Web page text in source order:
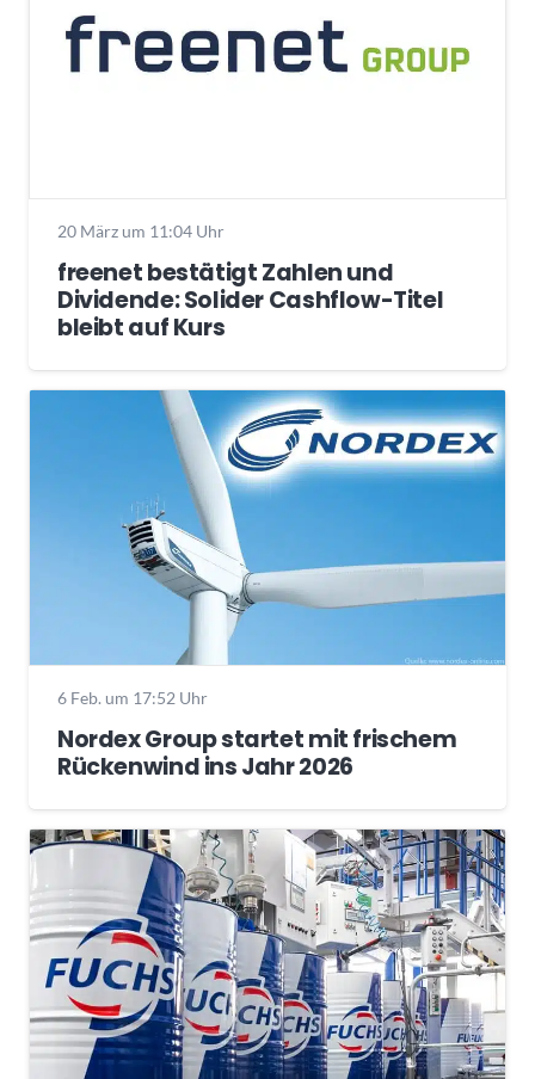
20 März um 11:04 Uhr
freenet bestätigt Zahlen und
Dividende: Solider Cashflow-Titel
bleibt auf Kurs
6 Feb. um 17:52 Uhr
Nordex Group startet mit frischem
Rückenwind ins Jahr 2026